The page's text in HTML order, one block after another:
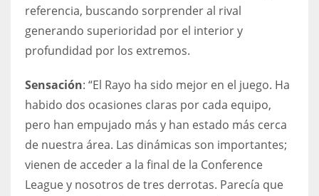
26
referencia, buscando sorprender al rival
generando superioridad por el interior y
profundidad por los extremos.
Sensación: “El Rayo ha sido mejor en el juego. Ha
habido dos ocasiones claras por cada equipo,
pero han empujado más y han estado más cerca
de nuestra área. Las dinámicas son importantes;
vienen de acceder a la final de la Conference
League y nosotros de tres derrotas. Parecía que